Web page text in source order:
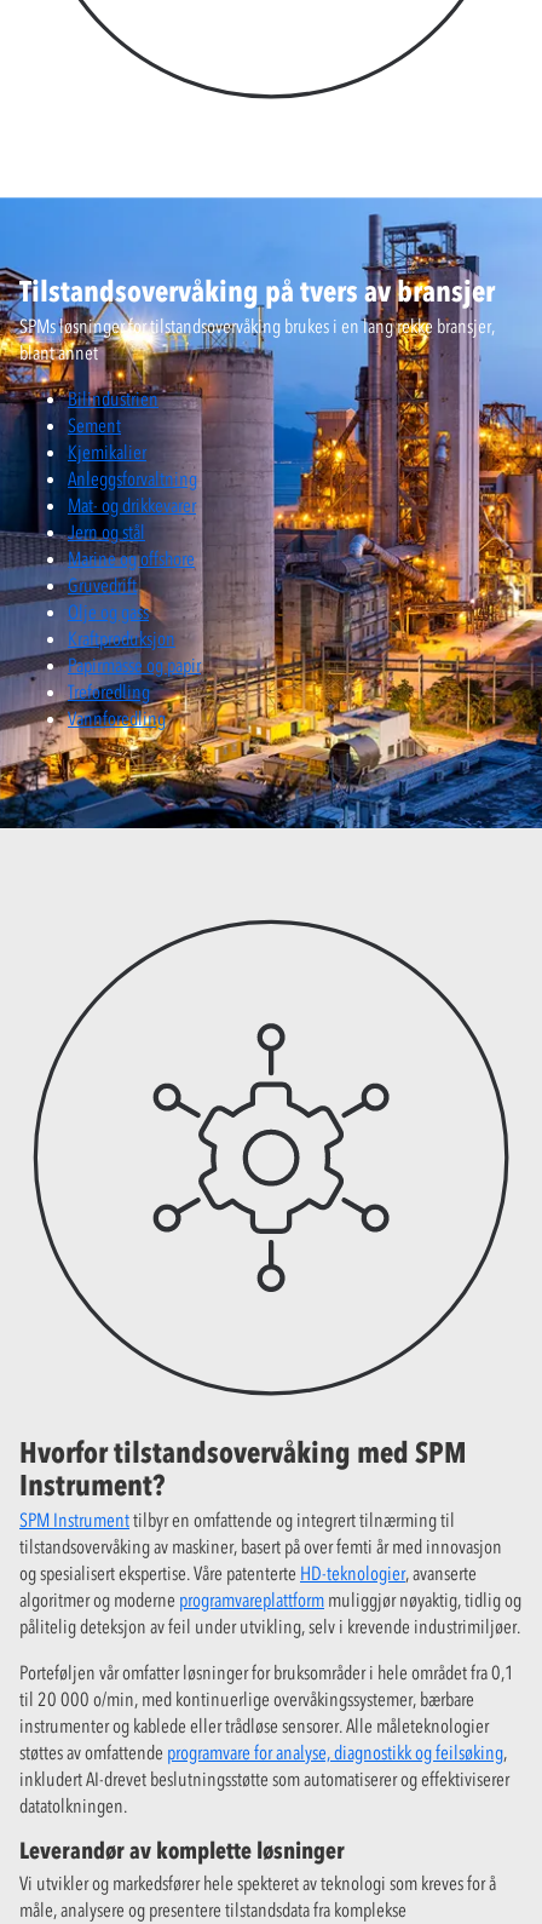
Tilstandsovervåking på tvers av bransjer
SPMs løsninger for tilstandsovervåking brukes i en lang rekke bransjer,
blant annet
Bilindustrien
Sement
Kjemikalier
Anleggsforvaltning
Mat- og drikkevarer
Jern og stål
Marine og offshore
Gruvedrift
Olje og gass
Kraftproduksjon
Papirmasse og papir
Treforedling
Vannforedling
Hvorfor tilstandsovervåking med SPM
Instrument?
SPM Instrumenttilbyr en omfattende og integrert tilnærming til
tilstandsovervåking av maskiner, basert på over femti år med innovasjon
og spesialisert ekspertise. Våre patenterte HD-teknologier, avanserte
algoritmer og moderne programvareplattform muliggjør nøyaktig, tidlig og
pålitelig deteksjon av feil under utvikling, selv i krevende industrimiljøer.
Porteføljen vår omfatter løsninger for bruksområder i hele området fra 0,1
til 20 000 o/min, med kontinuerlige overvåkingssystemer, bærbare
instrumenter og kablede eller trådløse sensorer. Alle måleteknologier
støttes av omfattende programvare for analyse, diagnostikk og feilsøking,
inkludert AI-drevet beslutningsstøtte som automatiserer og effektiviserer
datatolkningen.
Leverandør av komplette løsninger
Vi utvikler og markedsfører hele spekteret av teknologi som kreves for å
måle, analysere og presentere tilstandsdata fra komplekse